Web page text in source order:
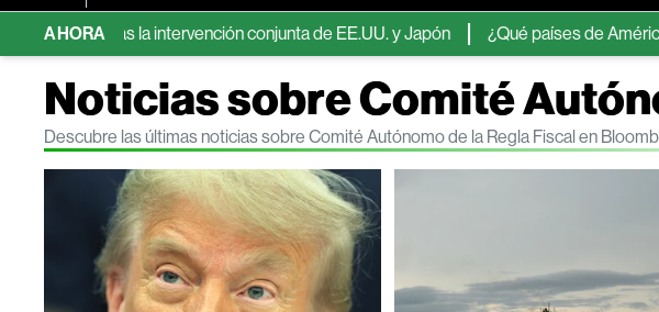
AHORA
tras la intervención conjunta de EE.UU. y Japón ¿Qué países de América Latina
Noticias sobre Comité
Descubre las últimas noticias sobre Comité Autónomo de la Regla Fiscal en